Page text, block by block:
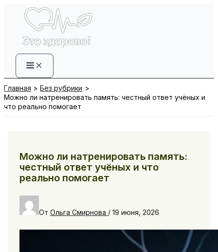
Перейти
содержимому
Главная
Без рубрики
Можно ли натренировать память: честный ответ учёных и
что реально помогает
Можно ли натренировать память:
честный ответ учёных и что
реально помогает
От Ольга Смирнова / 19 июня, 2026